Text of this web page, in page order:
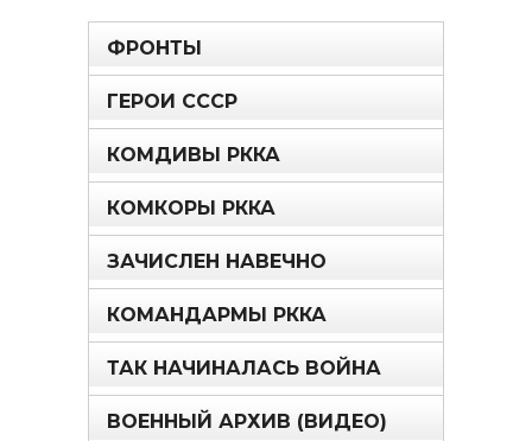
ФРОНТЫ
ГЕРОИ СССР
КОМДИВЫ РККА
КОМКОРЫ РККА
ЗАЧИСЛЕН НАВЕЧНО
КОМАНДАРМЫ РККА
ТАК НАЧИНАЛАСЬ ВОЙНА
ВОЕННЫЙ АРХИВ (ВИДЕО)